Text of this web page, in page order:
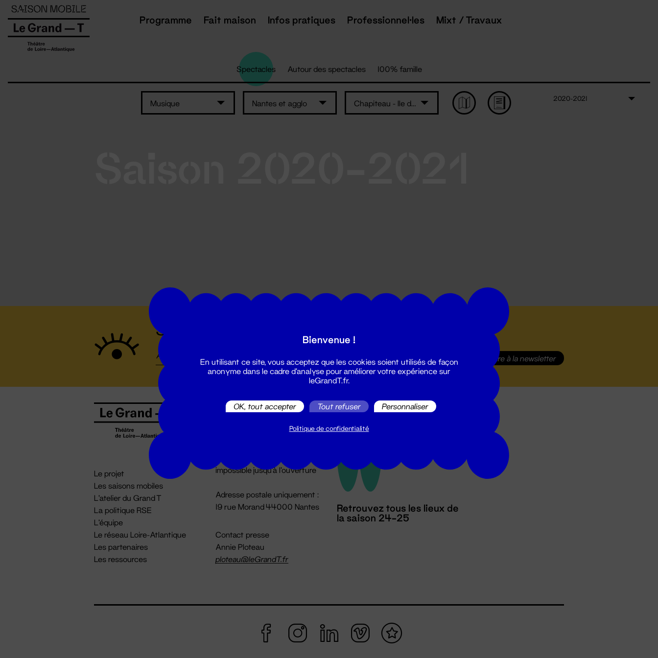
Programme Fait maison Infos pratiques Professionnel·les Mixt / Travaux
Spectacles Autour des spectacles 100% famille
Musique Nantes et agglo Chapiteau - Ile de Nantes
2020-2021
Suivez toutes les actualités du Grand T :
S'inscrire à la newsletter
Le projet
Les saisons mobiles
L'atelier du Grand T
La politique RSE
L'équipe
Le réseau Loire-Atlantique
Les partenaires
Les ressources
Billetterie
billetterie@leGrandT.fr
impossible jusqu'à l'ouverture
Adresse postale uniquement :
19 rue Morand 44000 Nantes
Contact presse
Annie Ploteau
ploteau@leGrandT.fr
Retrouvez tous les lieux de
la saison 24-25
Panneau de gestion des cookies
Bienvenue !
En utilisant ce site, vous acceptez que les cookies soient utilisés de façon
anonyme dans le cadre d'analyse pour améliorer votre expérience sur
leGrandT.fr.
OK, tout accepter Tout refuser Personnaliser
Politique de confidentialité